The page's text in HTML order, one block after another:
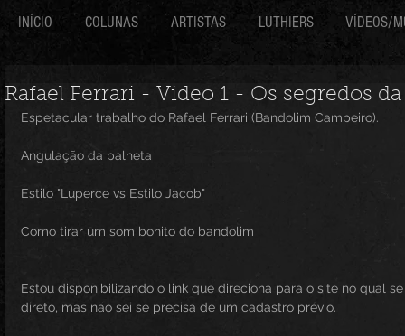
INÍCIO COLUNAS ARTISTAS LUTHIERS VÍDEOS/
Rafael Ferrari - Video 1 - Os segredos
Espetacular trabalho do Rafael Ferrari (Bandolim Campeiro).
Angulação da palheta
Estilo "Luperce vs Estilo Jacob"
​Como tirar um som bonito do bandolim
Estou disponibilizando o link que direciona para o site no qual
direto, mas não sei se precisa de um cadastro prévio.